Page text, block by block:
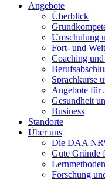
Angebote
Überblick
Umschulung
Fort- und
Coaching
Sprachkurse
Angebote für
Gesundheit
Business
Standorte
Über uns
Die DAA
Gute Gründe
Lernmethoden
Forschung